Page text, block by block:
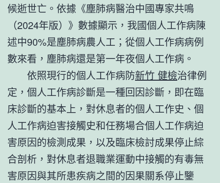
候逝世亡。依據《塵肺病醫治中國專家共鳴
（2024年版）》數據顯示，我國個人工作病陳
述中90%是塵肺病農人工；從個人工作病病例
數來看，塵肺病還是第一年夜個人工作病。
依照現行的個人工作病防新竹 健檢治律例
定，個人工作病診斷是一種回因診斷，即在臨
床診斷的基本上，對休息者的個人工作史、個
人工作病迫害接觸史和任務場合個人工作病迫
害原因的檢測成果，以及臨床檢討成果停止綜
合剖析，對休息者退職業運動中接觸的有毒無
害原因與其所患疾病之間的因果關系停止鑒